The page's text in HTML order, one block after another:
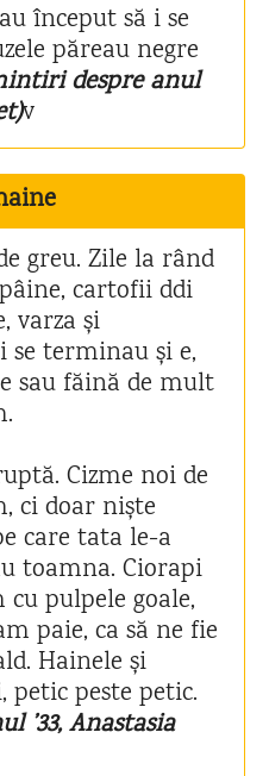
început să i se
păreau negre
despre anul
v
greu. Zile la rând
cartofii ddi
varza și
terminau și e,
sau făină de mult
Cizme noi de
ci doar niște
care tata le-a
toamna. Ciorapi
pulpele goale,
paie, ca să ne fie
Hainele și
petic peste petic.
’33, Anastasia